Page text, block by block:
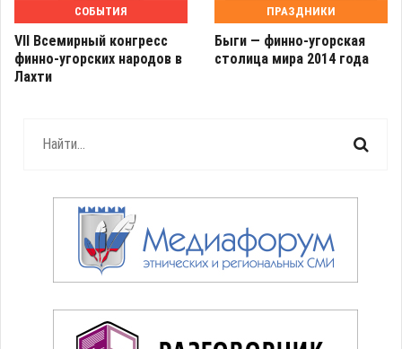
СОБЫТИЯ
VII Всемирный конгресс
финно-угорских народов в
Лахти
ПРАЗДНИКИ
Быги — финно-угорская
столица мира 2014 года